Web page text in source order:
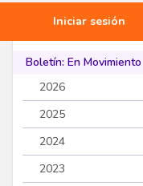
Pasar al contenido
Iniciar sesión
Servicios
Boletín: En Movimiento
2026
2025
2024
2023